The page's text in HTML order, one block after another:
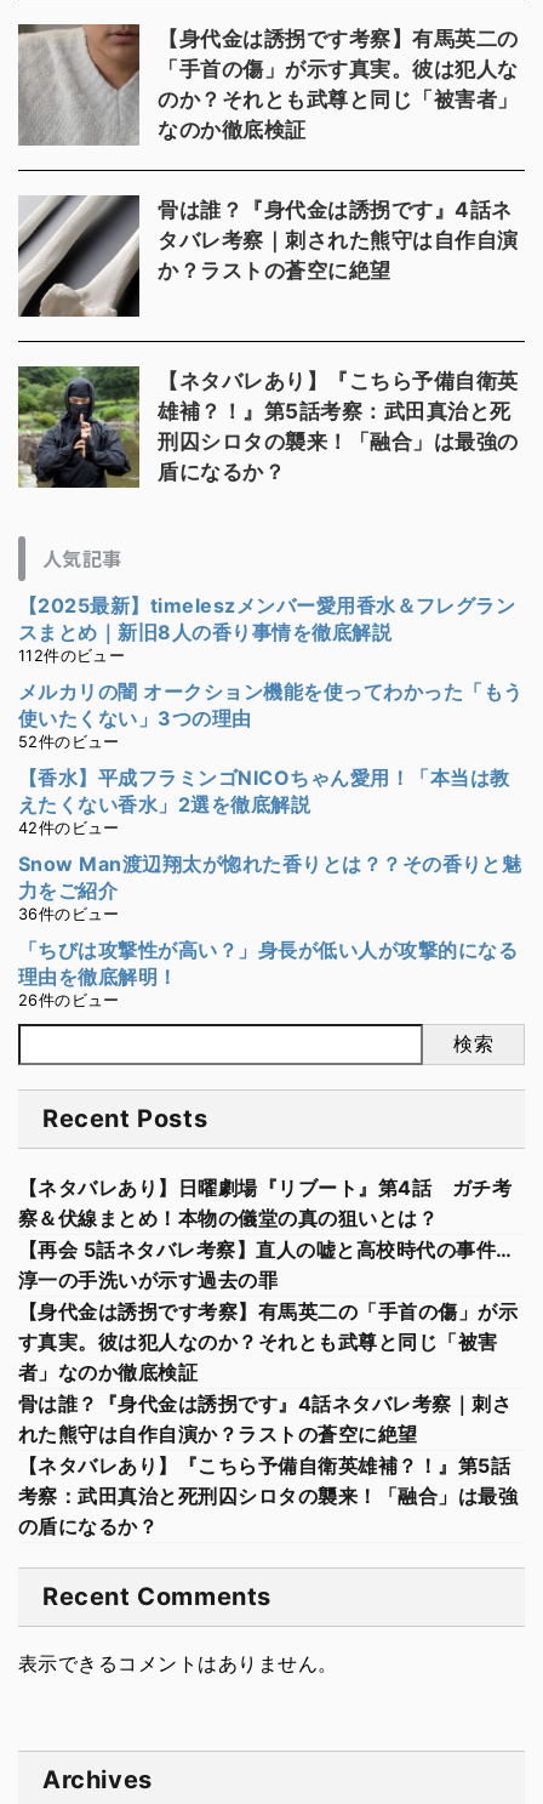
【身代金は誘拐です考察】有馬英二の
「手首の傷」が示す真実。彼は犯人な
のか？それとも武尊と同じ「被害者」
なのか徹底検証
骨は誰？『身代金は誘拐です』4話ネ
タバレ考察｜刺された熊守は自作自演
か？ラストの蒼空に絶望
【ネタバレあり】『こちら予備自衛英
雄補？！』第5話考察：武田真治と死
刑囚シロタの襲来！「融合」は最強の
盾になるか？
人気記事
【2025最新】timeleszメンバー愛用香水＆フレグラン
スまとめ｜新旧8人の香り事情を徹底解説
112件のビュー
メルカリの闇 オークション機能を使ってわかった「もう
使いたくない」3つの理由
52件のビュー
【香水】平成フラミンゴNICOちゃん愛用！「本当は教
えたくない香水」2選を徹底解説
42件のビュー
Snow Man渡辺翔太が惚れた香りとは？？その香りと魅
力をご紹介
36件のビュー
「ちびは攻撃性が高い？」身長が低い人が攻撃的になる
理由を徹底解明！
26件のビュー
検索
Recent Posts
【ネタバレあり】日曜劇場『リブート』第4話 ガチ考
察＆伏線まとめ！本物の儀堂の真の狙いとは？
【再会 5話ネタバレ考察】直人の嘘と高校時代の事件…
淳一の手洗いが示す過去の罪
【身代金は誘拐です考察】有馬英二の「手首の傷」が示
す真実。彼は犯人なのか？それとも武尊と同じ「被害
者」なのか徹底検証
骨は誰？『身代金は誘拐です』4話ネタバレ考察｜刺さ
れた熊守は自作自演か？ラストの蒼空に絶望
【ネタバレあり】『こちら予備自衛英雄補？！』第5話
考察：武田真治と死刑囚シロタの襲来！「融合」は最強
の盾になるか？
Recent Comments
表示できるコメントはありません。
Archives